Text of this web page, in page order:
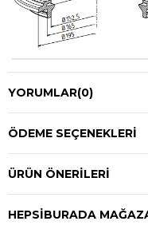
YORUMLAR(0)
ÖDEME SEÇENEKLERI
ÜRÜN ÖNERILERI
HEPSIBURADA